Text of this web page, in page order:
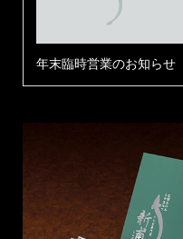
年末臨時営業のお知らせ